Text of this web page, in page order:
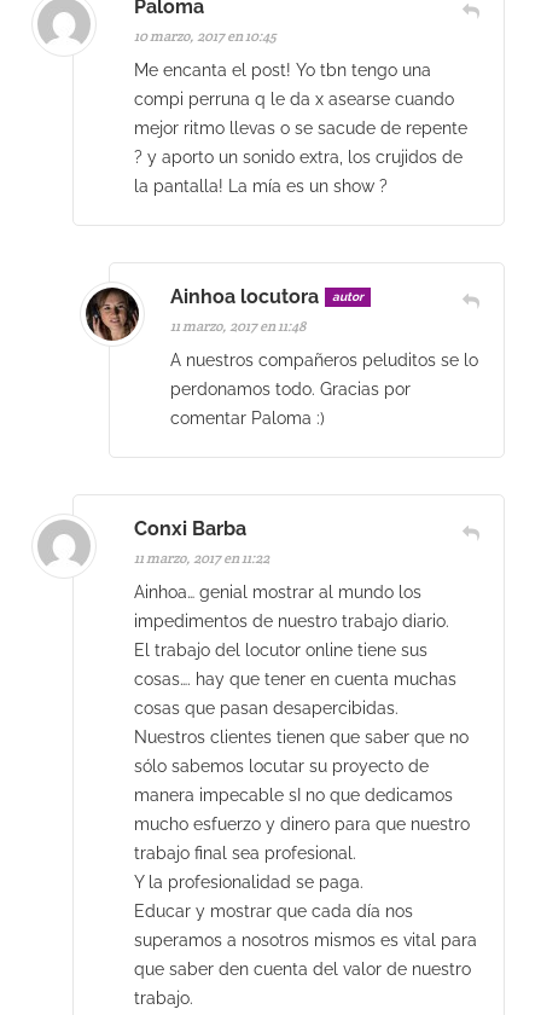
Paloma
10 marzo, 2017 en 10:45
Me encanta el post! Yo tbn tengo una
compi perruna q le da x asearse cuando
mejor ritmo llevas o se sacude de repente
? y aporto un sonido extra, los crujidos de
la pantalla! La mía es un show ?
Ainhoa locutora autor
11 marzo, 2017 en 11:48
A nuestros compañeros peluditos se lo
perdonamos todo. Gracias por
comentar Paloma :)
Conxi Barba
11 marzo, 2017 en 11:22
Ainhoa… genial mostrar al mundo los
impedimentos de nuestro trabajo diario.
El trabajo del locutor online tiene sus
cosas…. hay que tener en cuenta muchas
cosas que pasan desapercibidas.
Nuestros clientes tienen que saber que no
sólo sabemos locutar su proyecto de
manera impecable sI no que dedicamos
mucho esfuerzo y dinero para que nuestro
trabajo final sea profesional.
Y la profesionalidad se paga.
Educar y mostrar que cada día nos
superamos a nosotros mismos es vital para
que saber den cuenta del valor de nuestro
trabajo.